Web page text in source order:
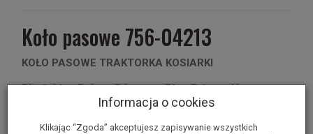
Koło pasowe 756-04213
KOŁO PASOWE TRAKTORKA KOSIARKI
Black-Line Bolens Edenparc Efco Fairway Harry
Mastercut Mtd Oleo-Mac Raiffeisen Sarp Silverline
Informacja o cookies
Klikając “Zgoda” akceptujesz zapisywanie wszystkich